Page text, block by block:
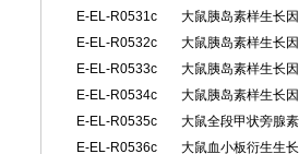
E-EL-R0531c
大鼠胰岛素样生长
E-EL-R0532c
大鼠胰岛素样生长
E-EL-R0533c
大鼠胰岛素样生长
E-EL-R0534c
大鼠胰岛素样生长
E-EL-R0535c
大鼠全段甲状旁腺
E-EL-R0536c
大鼠血小板衍生生